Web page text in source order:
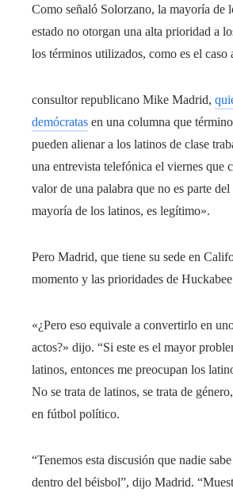
Como señaló Solorzano, la mayoría de
estado no otorgan una alta prioridad a
los términos utilizados, como es el caso
consultor republicano Mike Madrid,
demócratas en una columna que
pueden alienar a los latinos de clase
una entrevista telefónica el viernes que
valor de una palabra que no es parte
mayoría de los latinos, es legítimo».
Pero Madrid, que tiene su sede en
momento y las prioridades de
«¿Pero eso equivale a convertirlo en
actos?» dijo. “Si este es el mayor
latinos, entonces me preocupan los
No se trata de latinos, se trata de
en fútbol político.
“Tenemos esta discusión que nadie
dentro del béisbol”, dijo Madrid.